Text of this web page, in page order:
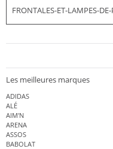
FRONTALES-ET-LAMPES-
Les meilleures marques
ADIDAS
ALÉ
AIM'N
ARENA
ASSOS
BABOLAT